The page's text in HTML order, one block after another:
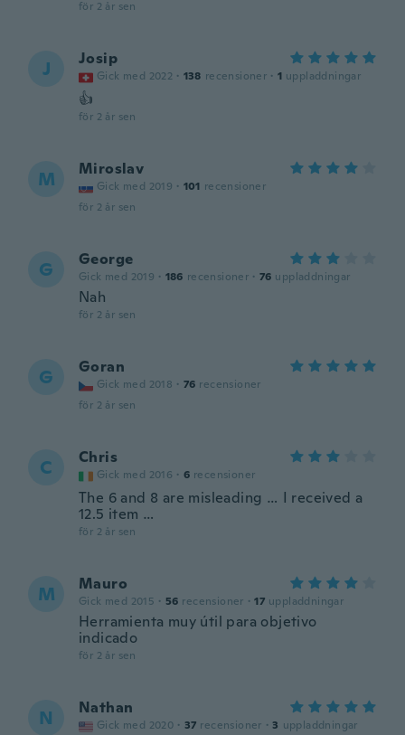
för 2 år sen
J Josip
Gick med 2022 · 138 recensioner · 1 uppladdningar
👍
för 2 år sen
M Miroslav
Gick med 2019 · 101 recensioner
för 2 år sen
G George
Gick med 2019 · 186 recensioner · 76 uppladdningar
Nah
för 2 år sen
G Goran
Gick med 2018 · 76 recensioner
för 2 år sen
C Chris
Gick med 2016 · 6 recensioner
The 6 and 8 are misleading … I received a
12.5 item …
för 2 år sen
M Mauro
Gick med 2015 · 56 recensioner · 17 uppladdningar
Herramienta muy útil para objetivo
indicado
för 2 år sen
N Nathan
Gick med 2020 · 37 recensioner · 3 uppladdningar